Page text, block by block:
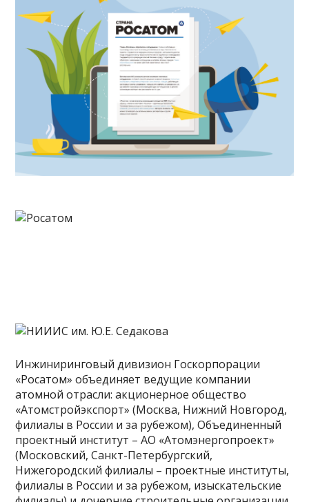
Инжиниринговый дивизион Госкорпорации
«Росатом» объединяет ведущие компании
атомной отрасли: акционерное общество
«Атомстройэкспорт» (Москва, Нижний Новгород,
филиалы в России и за рубежом), Объединенный
проектный институт – АО «Атомэнергопроект»
(Московский, Санкт-Петербургский,
Нижегородский филиалы – проектные институты,
филиалы в России и за рубежом, изыскательские